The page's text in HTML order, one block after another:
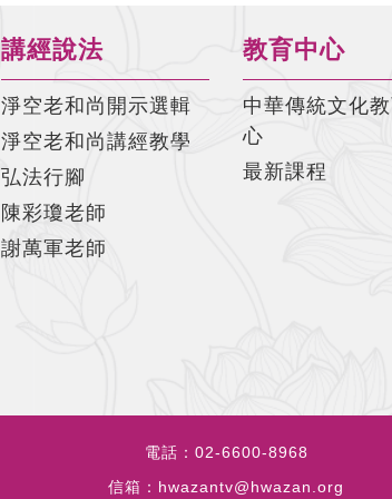
講經說法
淨空老和尚開示選輯
淨空老和尚講經教學
弘法行腳
陳彩瓊老師
謝萬軍老師
教育中心
中華傳統文化
心
最新課程
電話： 02-6600-8968
信箱： hwazantv@hwazan.org